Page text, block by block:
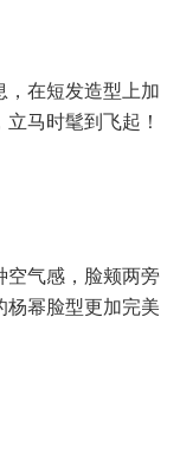
，在短发造型上加
马时髦到飞起！
空气感，脸颊两旁
杨幂脸型更加完美